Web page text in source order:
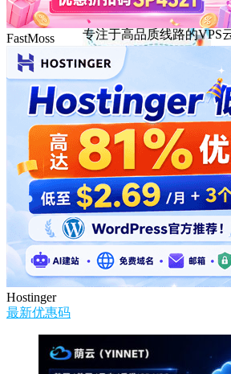
DMIT
专注于高品质线路的VPS
FastMoss
Hostinger
最新优惠码